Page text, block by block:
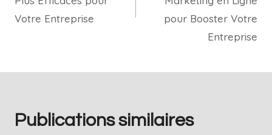
Votre Entreprise
pour Booster Votre
Entreprise
Publications similaires